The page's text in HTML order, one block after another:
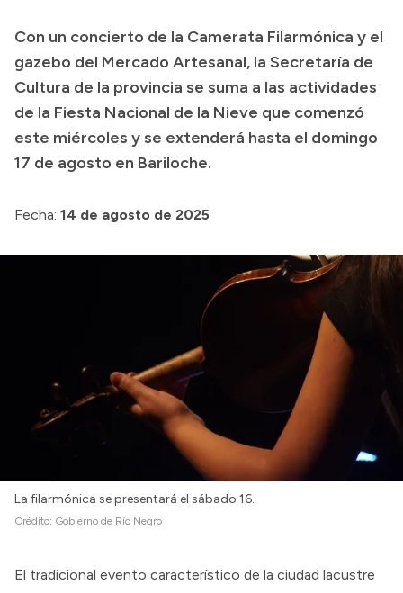
Presupuesto
Boletín Oficial
Compras y licitaciones
Consulta de expedientes
Consulta de pago a proveedores
Login
Con un concierto de la Camerata Filarmónica y el
gazebo del Mercado Artesanal, la Secretaría de
Cultura de la provincia se suma a las actividades
de la Fiesta Nacional de la Nieve que comenzó
este miércoles y se extenderá hasta el domingo
17 de agosto en Bariloche.
Fecha: 14 de agosto de 2025
La filarmónica se presentará el sábado 16.
Crédito: Gobierno de Río Negro
El tradicional evento característico de la ciudad lacustre